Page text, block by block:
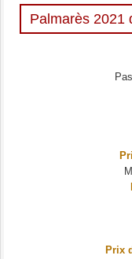
Palmarès 2021
Prix